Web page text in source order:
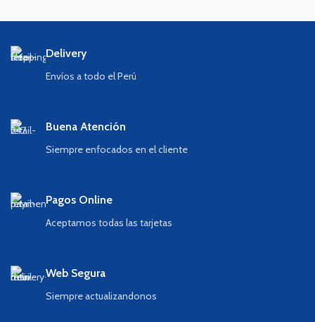
Delivery
Envíos a todo el Perú
Buena Atención
Siempre enfocados en el cliente
Pagos Online
Aceptamos todas las tarjetas
Web Segura
Siempre actualizandonos